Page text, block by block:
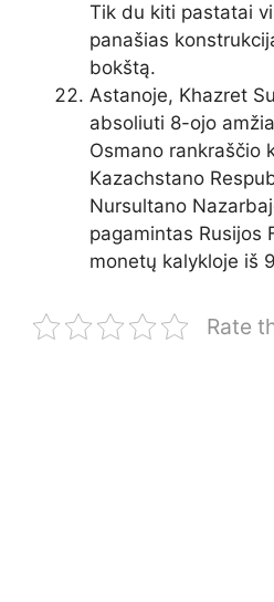
Tik du kiti pastatai
panašias
bokštą.
Astanoje, Khazret
absoliuti 8-ojo
Osmano rankraščio
Kazachstano
Nursultano
pagamintas Rusijos
monetų kalykloje iš
Rate